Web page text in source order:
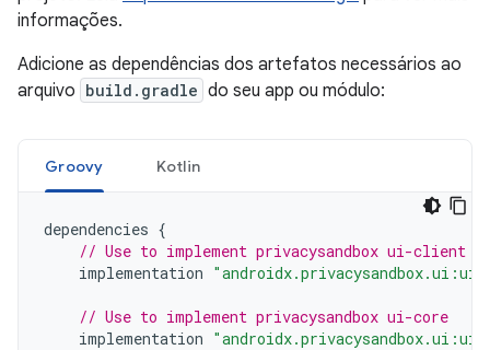
informações.
Adicione as dependências dos artefatos necessários ao
arquivo build.gradle do seu app ou módulo:
Groovy Kotlin
dependencies {
// Use to implement privacysandbox ui-client
implementation
// Use to implement privacysandbox ui-core
implementation